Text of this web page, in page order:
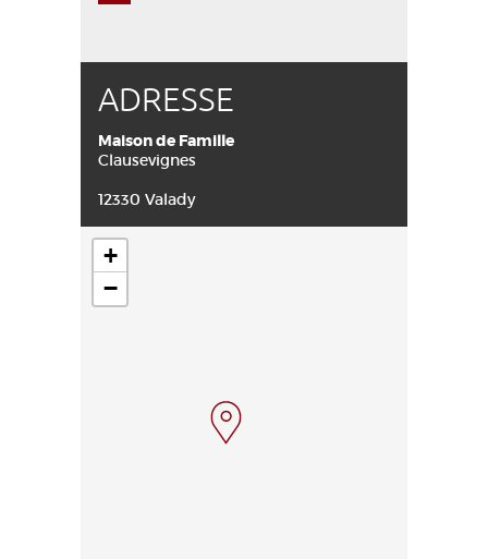
ADRESSE
Maison de Famille
Clausevignes
12330 Valady
+
−